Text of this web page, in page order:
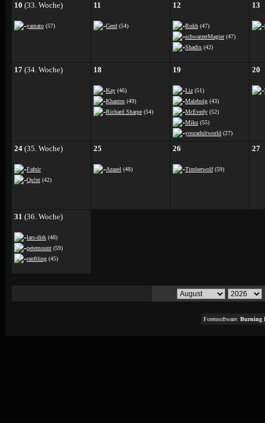
10 (33. Woche)
yamato (57)
11
Gerd (54)
12
Rukh (47)
schwarzerMagier(47)
Shadix (42)
13
17 (34. Woche) 18
Kay (46)
Khantm (49)
Richard Sharpe (54)
19
Liz (51)
Malebolg (43)
McEvedy (52)
Miku (55)
youradultworld (27)
20
24 (35. Woche)
Fafnir
Qu!nt (42)
25
Azazel (48)
26
Timberwolf(59)
27
31 (36. Woche)
lars-dirk (48)
petemount (59)
ranftling (45)
Forensoftware: Burning